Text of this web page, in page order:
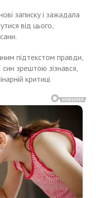
записку і зажадала
від цього,
підтекстом правди,
син зрештою зізнався,
критиці.